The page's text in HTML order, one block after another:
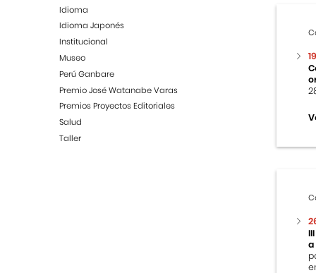
Idioma
Idioma Japonés
Institucional
Museo
Perú Ganbare
Premio José Watanabe Varas
Premios Proyectos Editoriales
Salud
Taller
a